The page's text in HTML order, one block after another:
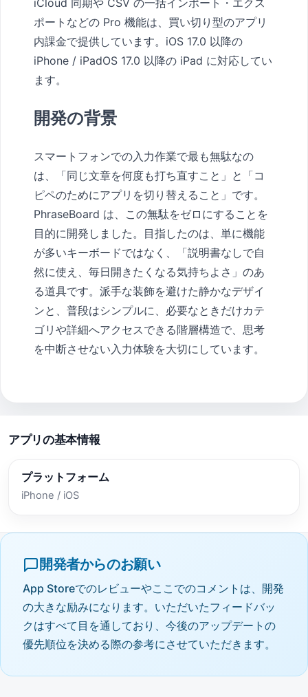
iCloud 同期や CSV の一括インポート・エクス
ポートなどの Pro 機能は、買い切り型のアプリ
内課金で提供しています。iOS 17.0 以降の
iPhone / iPadOS 17.0 以降の iPad に対応してい
ます。
開発の背景
スマートフォンでの入力作業で最も無駄なの
は、「同じ文章を何度も打ち直すこと」と「コ
ピペのためにアプリを切り替えること」です。
PhraseBoard は、この無駄をゼロにすることを
目的に開発しました。目指したのは、単に機能
が多いキーボードではなく、「説明書なしで自
然に使え、毎日開きたくなる気持ちよさ」のあ
る道具です。派手な装飾を避けた静かなデザイ
ンと、普段はシンプルに、必要なときだけカテ
ゴリや詳細へアクセスできる階層構造で、思考
を中断させない入力体験を大切にしています。
アプリの基本情報
プラットフォーム
iPhone / iOS
開発者からのお願い
App Storeでのレビューやここでのコメントは、開発
の大きな励みになります。いただいたフィードバッ
クはすべて目を通しており、今後のアップデートの
優先順位を決める際の参考にさせていただきます。